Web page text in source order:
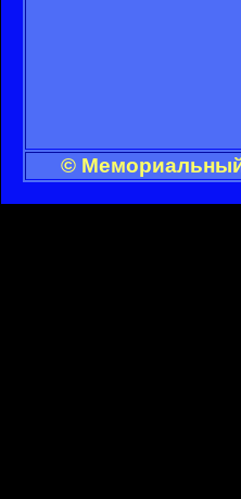
© Мемориальный